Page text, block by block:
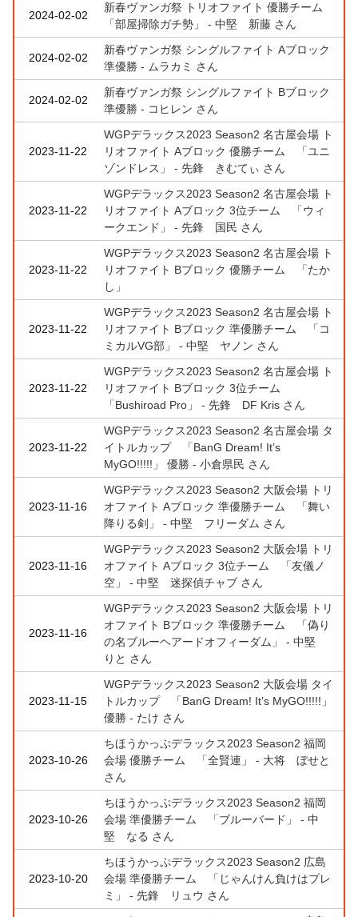
2024-02-02
新春ヴァンガ祭 トリオファイト 優勝チーム
「部屋掃除ガチ勢」 - 中堅 新藤 さん
2024-02-02
新春ヴァンガ祭 シングルファイト Aブロック
準優勝 - ムラカミ さん
2024-02-02
新春ヴァンガ祭 シングルファイト Bブロック
準優勝 - コヒレン さん
2023-11-22
WGPデラックス2023 Season2 名古屋会場 ト
リオファイト Aブロック 優勝チーム 「ユニ
ゾンドレス」 - 先鋒 きむてぃ さん
2023-11-22
WGPデラックス2023 Season2 名古屋会場 ト
リオファイト Aブロック 3位チーム 「ウィ
ークエンド」 - 先鋒 国民 さん
2023-11-22
WGPデラックス2023 Season2 名古屋会場 ト
リオファイト Bブロック 優勝チーム 「たか
し」
2023-11-22
WGPデラックス2023 Season2 名古屋会場 ト
リオファイト Bブロック 準優勝チーム 「コ
ミカルVG部」 - 中堅 ヤノン さん
2023-11-22
WGPデラックス2023 Season2 名古屋会場 ト
リオファイト Bブロック 3位チーム
「Bushiroad Pro」 - 先鋒 DF Kris さん
2023-11-22
WGPデラックス2023 Season2 名古屋会場 タ
イトルカップ 「BanG Dream! It’s
MyGO!!!!!」 優勝 - 小倉県民 さん
2023-11-16
WGPデラックス2023 Season2 大阪会場 トリ
オファイト Aブロック 準優勝チーム 「舞い
降りる剣」 - 中堅 フリーダム さん
2023-11-16
WGPデラックス2023 Season2 大阪会場 トリ
オファイト Aブロック 3位チーム 「友儀ノ
空」 - 中堅 迷探偵チャブ さん
2023-11-16
WGPデラックス2023 Season2 大阪会場 トリ
オファイト Bブロック 準優勝チーム 「偽り
の名ブルーヘアードオフィーダム」 - 中堅
りと さん
2023-11-15
WGPデラックス2023 Season2 大阪会場 タイ
トルカップ 「BanG Dream! It’s MyGO!!!!!」
優勝 - たけ さん
2023-10-26
ちほうかっぷデラックス2023 Season2 福岡
会場 優勝チーム 「全賢連」 - 大将 ぼせと
さん
2023-10-26
ちほうかっぷデラックス2023 Season2 福岡
会場 準優勝チーム 「ブルーバード」 - 中
堅 なる さん
2023-10-20
ちほうかっぷデラックス2023 Season2 広島
会場 準優勝チーム 「じゃんけん負けはプレ
ミ」 - 先鋒 リュウ さん